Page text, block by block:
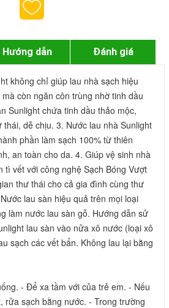
Hướng dẫn Đánh giá
không chỉ giúp lau nhà sạch hiệu
còn ngăn côn trùng nhờ tinh dầu
Sunlight chứa tinh dầu thảo mộc,
dễ chịu. 3. Nước lau nhà Sunlight
phần làm sạch 100% từ thiên
an toàn cho da. 4. Giúp vệ sinh nhà
tì vết với công nghệ Sạch Bóng Vượt
thư thái cho cả gia đình cùng thư
lau sàn hiệu quả trên mọi loại
làm nước lau sàn gỗ. Hướng dẫn sử
lau sàn vào nửa xô nước (loại xô
sạch các vết bẩn. Không lau lại bằng
- Để xa tầm với của trẻ em. - Nếu
rửa sạch bằng nước. - Trong trường